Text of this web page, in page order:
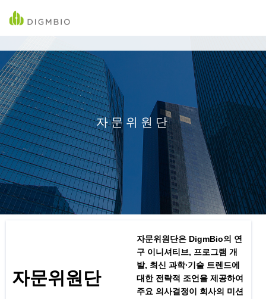
자문위원단
자문위원단
자문위원단은 DigmBio의 연
구 이니셔티브, 프로그램 개
발, 최신 과학∙기술 트렌드에
대한 전략적 조언을 제공하여
주요 의사결정이 회사의 미션